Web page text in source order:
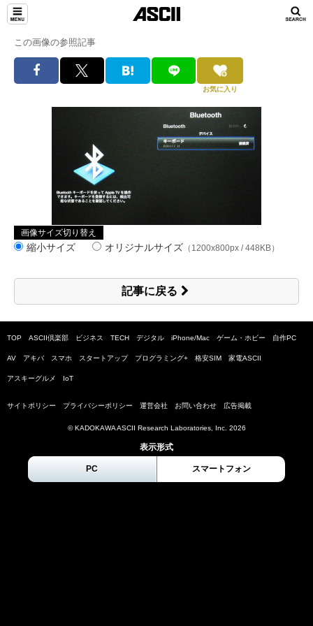
この画像の参照記事
お気に入り
画像サイズ切り替え
縮小サイズ オリジナルサイズ （1200x800px / 448KB）
記事に戻る
TOP ASCII倶楽部 ビジネス TECH デジタル iPhone/Mac ゲーム・ホビー 自作PC
AV アキバ スマホ スタートアップ プログラミング+ 格安SIM 家電ASCII
アスキーグルメ IoT
サイトポリシー プライバシーポリシー 運営会社 お問い合わせ 広告掲載
© KADOKAWA ASCII Research Laboratories, Inc. 2026
表示形式
PC スマートフォン